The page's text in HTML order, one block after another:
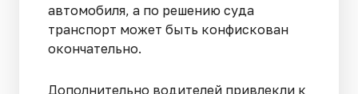
автомобиля, а по решению суда
транспорт может быть конфискован
окончательно.
Дополнительно водителей привлекли к